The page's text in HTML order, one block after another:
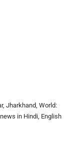
Jharkhand, World:
in Hindi, English